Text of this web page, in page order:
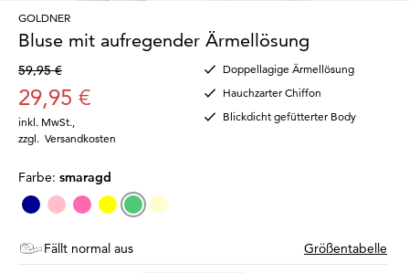
GOLDNER
Bluse mit aufregender Ärmellösung
59,95 €
29,95 €
inkl. MwSt.
zzgl. Versandkosten
Doppellagige Ärmellösung
Hauchzarter Chiffon
Blickdicht gefütterter Body
Farbe: smaragd
Fällt normal aus Größentabelle